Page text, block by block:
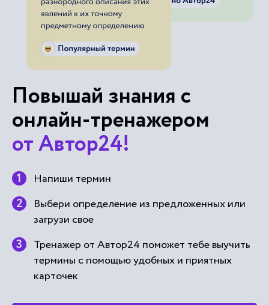
Повышай знания с
онлайн-тренажером
от Автор24!
Напиши термин
Выбери определение из предложенных или
загрузи свое
Тренажер от Автор24 поможет тебе выучить
термины с помощью удобных и приятных
карточек